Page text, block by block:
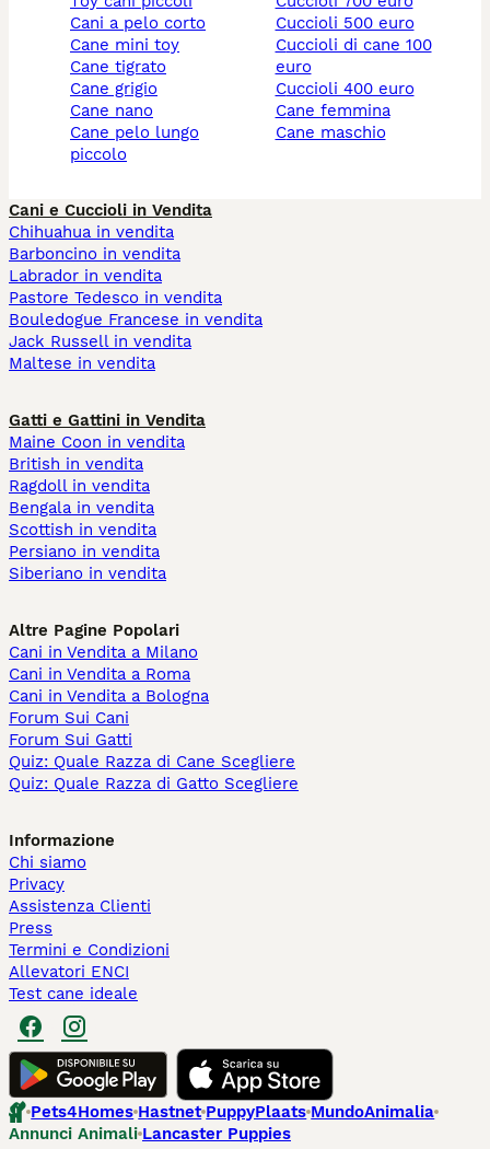
cani a pelo corto
cane mini toy
cane tigrato
cane grigio
cane nano
cane pelo lungo
piccolo
cuccioli 500 euro
cuccioli di cane 100
euro
cuccioli 400 euro
cane femmina
cane maschio
Cani e Cuccioli in Vendita
Chihuahua in vendita
Barboncino in vendita
Labrador in vendita
Pastore Tedesco in vendita
Bouledogue Francese in vendita
Jack Russell in vendita
Maltese in vendita
Gatti e Gattini in Vendita
Maine Coon in vendita
British in vendita
Ragdoll in vendita
Bengala in vendita
Scottish in vendita
Persiano in vendita
Siberiano in vendita
Altre Pagine Popolari
Cani in Vendita a Milano
Cani in Vendita a Roma
Cani in Vendita a Bologna
Forum Sui Cani
Forum Sui Gatti
Quiz: Quale Razza di Cane Scegliere
Quiz: Quale Razza di Gatto Scegliere
Informazione
Chi siamo
Privacy
Assistenza Clienti
Press
Termini e Condizioni
Allevatori ENCI
Test cane ideale
Pets4Homes Hastnet PuppyPlaats MundoAnimalia
Annunci Animali Lancaster Puppies